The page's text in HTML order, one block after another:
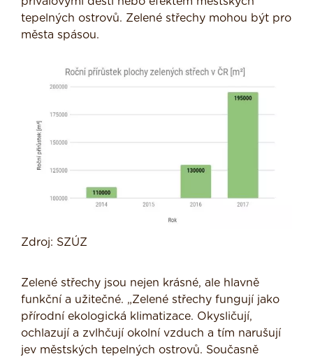
tepelných ostrovů. Zelené střechy mohou být pro
města spásou.
Zdroj: SZÚZ
Zelené střechy jsou nejen krásné, ale hlavně
funkční a užitečné. „Zelené střechy fungují jako
přírodní ekologická klimatizace. Okysličují,
ochlazují a zvlhčují okolní vzduch a tím narušují
jev městských tepelných ostrovů. Současně